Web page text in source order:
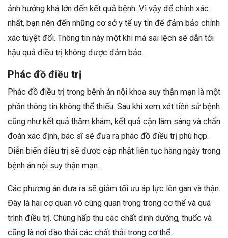
ảnh hưởng khá lớn đến kết quả bệnh. Vì vậy để chính xác
nhất, bạn nên đến những cơ sở y tế uy tín để đảm bảo chính
xác tuyệt đối. Thông tin này một khi mà sai lệch sẽ dẫn tới
hậu quả điều trị không được đảm bảo.
Phác đồ điều trị
Phác đồ điều trị trong bệnh án nội khoa suy thận mạn là một
phần thông tin không thể thiếu. Sau khi xem xét tiền sử bệnh
cũng như kết quả thăm khám, kết quả cận lâm sàng và chẩn
đoán xác định, bác sĩ sẽ đưa ra phác đồ điều trị phù hợp.
Diễn biến điều trị sẽ được cập nhật liên tục hàng ngày trong
bệnh án nội suy thận mạn.
Các phương án đưa ra sẽ giảm tối ưu áp lực lên gan và thận.
Đây là hai cơ quan vô cùng quan trọng trong cơ thể và quá
trình điều trị. Chúng hấp thu các chất dinh dưỡng, thuốc và
cũng là nơi đào thải các chất thải trong cơ thể.